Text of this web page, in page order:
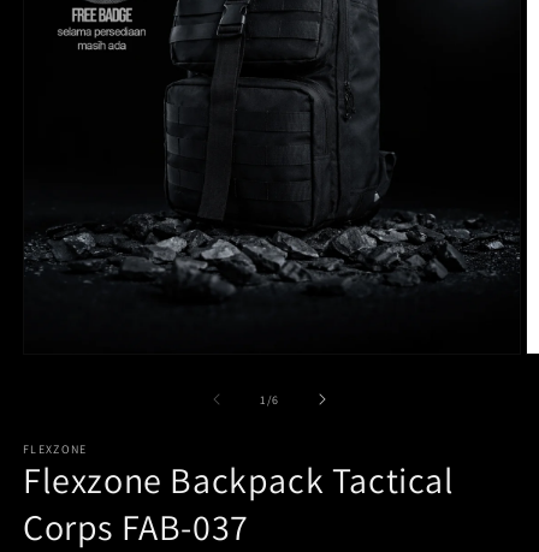
1 /of
6
FLEXZONE
Flexzone Backpack Tactical
Corps FAB-037